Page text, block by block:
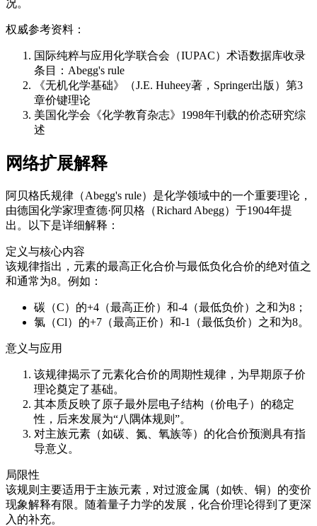
况。
权威参考资料：
国际纯粹与应用化学联合会（IUPAC）术语数据库收录
条目：Abegg's rule
《无机化学基础》（J.E. Huheey著，Springer出版）第3
章价键理论
美国化学会《化学教育杂志》1998年刊载的价态研究综
述
网络扩展解释
阿贝格氏规律（Abegg's rule）是化学领域中的一个重要理论，
由德国化学家理查德·阿贝格（Richard Abegg）于1904年提
出。以下是详细解释：
定义与核心内容
该规律指出，元素的最高正化合价与最低负化合价的绝对值之
和通常为8。例如：
碳（C）的+4（最高正价）和-4（最低负价）之和为8；
氯（Cl）的+7（最高正价）和-1（最低负价）之和为8。
意义与应用
该规律揭示了元素化合价的周期性规律，为早期原子价
理论奠定了基础。
其本质反映了原子最外层电子结构（价电子）的稳定
性，后来发展为“八隅体规则”。
对主族元素（如碳、氮、氧族等）的化合价预测具有指
导意义。
局限性
该规则主要适用于主族元素，对过渡金属（如铁、铜）的变价
现象解释有限。随着量子力学的发展，化合价理论得到了更深
入的补充。